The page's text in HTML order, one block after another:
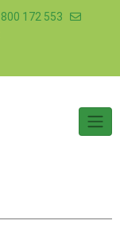
800 172 553